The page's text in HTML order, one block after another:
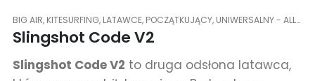
BIG AIR, KITESURFING, LATAWCE, POCZĄTKUJĄCY, UNIWERSALNY - ALLROUND
Slingshot Code V2
Slingshot Code V2 to druga odsłona latawca,